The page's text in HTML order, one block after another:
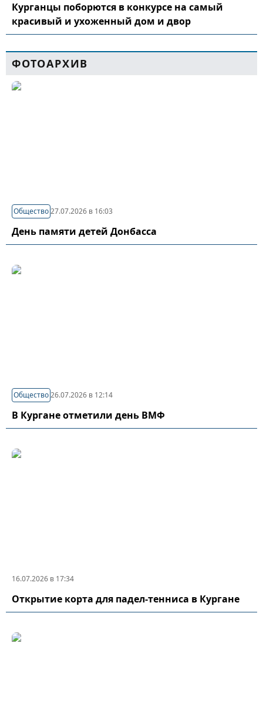
Курганцы поборются в конкурсе на самый
красивый и ухоженный дом и двор
ФОТОАРХИВ
Общество27.07.2026 в 16:03
День памяти детей Донбасса
Общество26.07.2026 в 12:14
В Кургане отметили день ВМФ
16.07.2026 в 17:34
Открытие корта для падел-тенниса в Кургане